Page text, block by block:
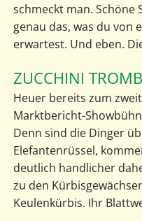
schmeckt man. Schöne
genau das, was du von
erwartest. Und eben.
ZUCCHINI
Heuer bereits zum
Marktbericht-
Denn sind die Dinger
Elefantenrüssel,
deutlich handlicher
zu den
Keulenkürbis. Ihr